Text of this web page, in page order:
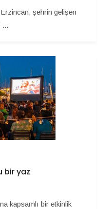
şehrin gelişen
...
bir yaz
kapsamlı bir etkinlik